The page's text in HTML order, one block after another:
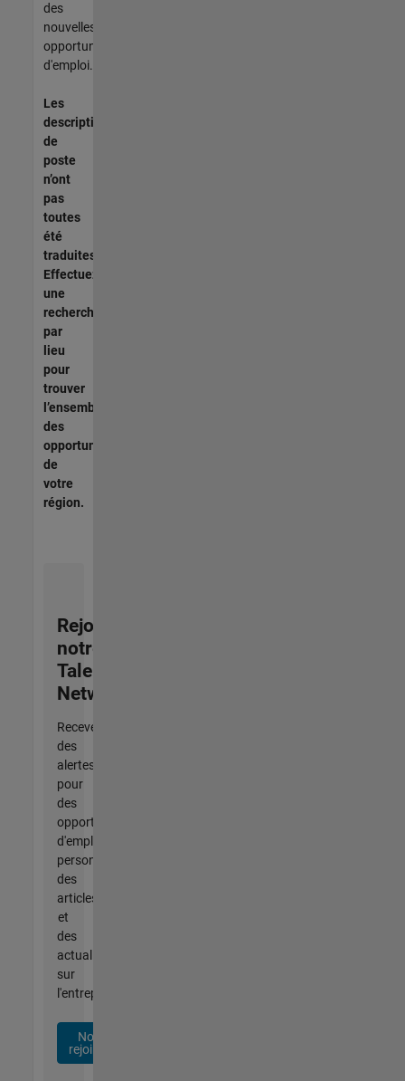
des
nouvelles
opportunités
d'emploi.
Les
descriptions
de
poste
n’ont
pas
toutes
été
traduites.
Effectuez
une
recherche
par
lieu
pour
trouver
l’ensemble
des
opportunités
de
votre
région.
Rejoignez
notre
Talent
Network
Recevez
des
alertes
pour
des
opportunités
d'emploi
personnalisées,
des
articles
et
des
actualités
sur
l'entreprise.
Nous
rejoindre